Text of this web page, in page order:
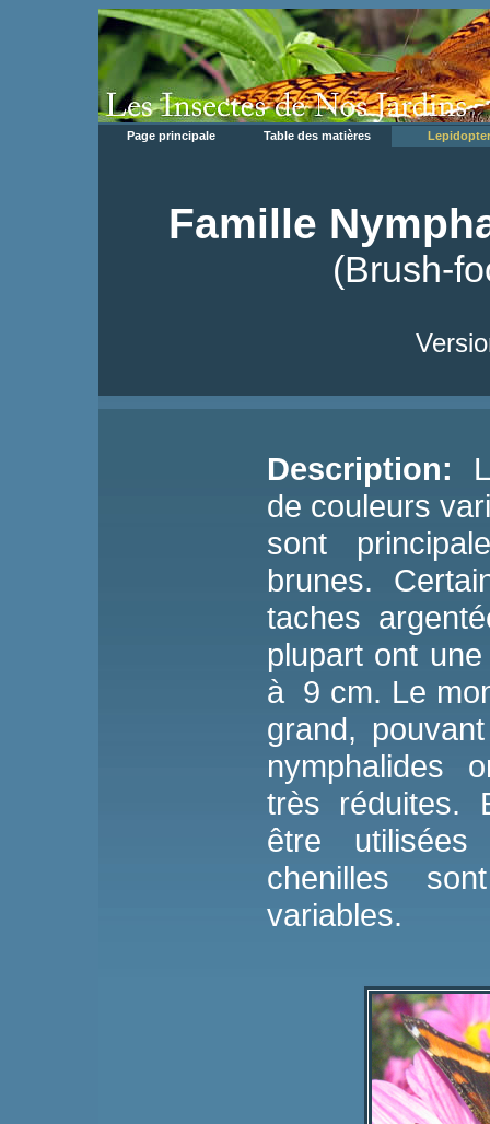
Page principale Table des matières
Famille
(Brush-
Description:
de couleurs
sont
brunes.
taches
plupart ont
à 9 cm. Le
grand,
nymphalides
très réduites.
être
chenilles
variables.